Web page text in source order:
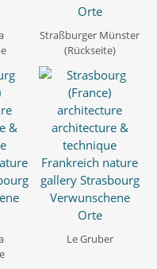
Straßburger Münster
(Rückseite)
Le Gruber